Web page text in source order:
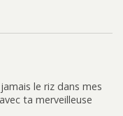
jamais le riz dans mes
ta merveilleuse